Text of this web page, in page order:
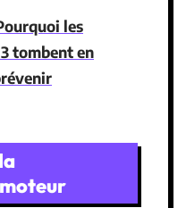
les
tombent en